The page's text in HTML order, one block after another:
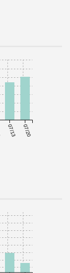
07/13 07/20